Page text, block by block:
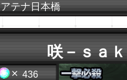
アテナ日本橋
咲－ｓａ
436